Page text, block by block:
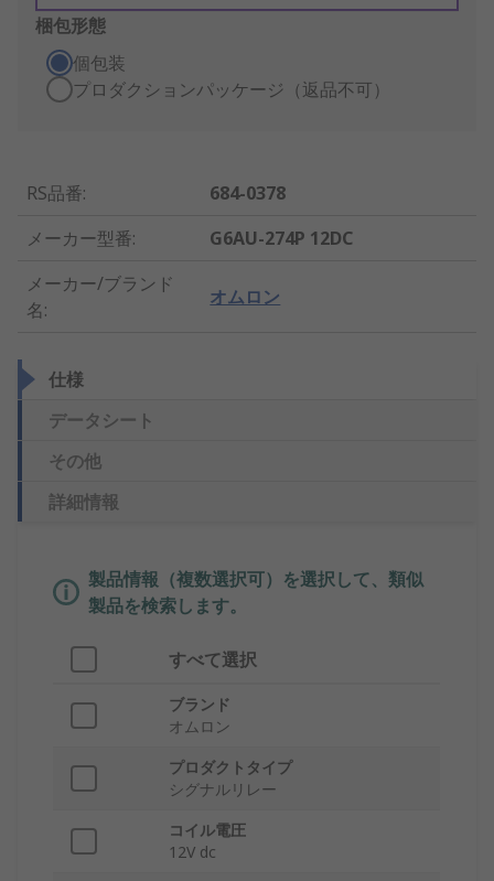
梱包形態
個包装
プロダクションパッケージ（返品不可）
RS品番:
684-0378
メーカー型番:
G6AU-274P 12DC
メーカー/ブランド
名:
オムロン
仕様
データシート
その他
詳細情報
製品情報（複数選択可）を選択して、類似
製品を検索します。
すべて選択
ブランド
オムロン
プロダクトタイプ
シグナルリレー
コイル電圧
12V dc